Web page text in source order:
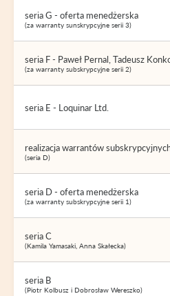
seria G - oferta menedżerska
(za warranty sunskrypcyjne serii 3)
seria F - Paweł Pernal, Tadeusz
(za warranty subskrypcyjne serii 2)
seria E - Loquinar Ltd.
realizacja warrantów
(seria D)
seria D - oferta menedżerska
(za warranty subskrypcyjne serii 1)
seria C
(Kamila Yamasaki, Anna Skałecka)
seria B
(Piotr Kolbusz i Dobrosław Wereszko)